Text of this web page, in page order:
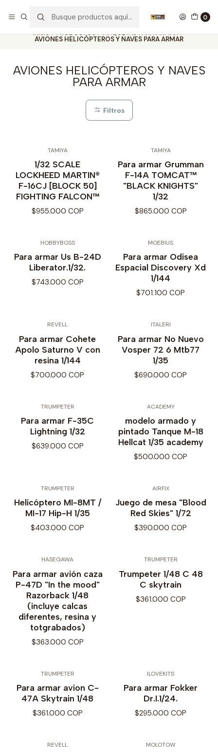
0
Inicio PRODUCTOS MAQUETAS PARA ARMAR
AVIONES HELICÓPTEROS Y NAVES PARA ARMAR
AVIONES HELICÓPTEROS Y NAVES
PARA ARMAR
Filtros
TAMIYA
1/32 SCALE
LOCKHEED MARTIN®
F-16CJ [BLOCK 50]
FIGHTING FALCON™
$955.000 COP
TAMIYA
Para armar Grumman
F-14A TOMCAT™
"BLACK KNIGHTS"
1/32
$865.000 COP
HOBBYBOSS
Para armar Us B-24D
Liberator.1/32.
$743.000 COP
MOEBIUS
Para armar Odisea
Espacial Discovery Xd
1/144
$701.100 COP
REVELL
Para armar Cohete
Apolo Saturno V con
resina 1/144
$700.000 COP
ITALERI
Para armar No Nuevo
Vosper 72 6 Mtb77
1/35
$690.000 COP
TRUMPETER
Para armar F-35C
Lightning 1/32
$639.000 COP
ACADEMY
modelo armado y
pintado Tanque M-18
Hellcat 1/35 academy
$500.000 COP
TRUMPETER
Helicóptero MI-8MT /
MI-17 Hip-H 1/35
$403.000 COP
AIRFIX
Juego de mesa "Blood
Red Skies" 1/72
$390.000 COP
HASEGAWA
Para armar avión caza
P-47D "In the mood"
Razorback 1/48
(incluye calcas
diferentes, resina y
totgrabados)
$363.000 COP
TRUMPETER
Trumpeter 1/48 C 48
C skytrain
$361.000 COP
TRUMPETER
Para armar avion C-
47A Skytrain 1/48
$361.000 COP
ILOVEKITS
Para armar Fokker
Dr.I.1/24.
$295.000 COP
REVELL MOLOTOW